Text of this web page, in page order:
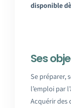
disponible
Ses
Se préparer,
l’emploi par
Acquérir des